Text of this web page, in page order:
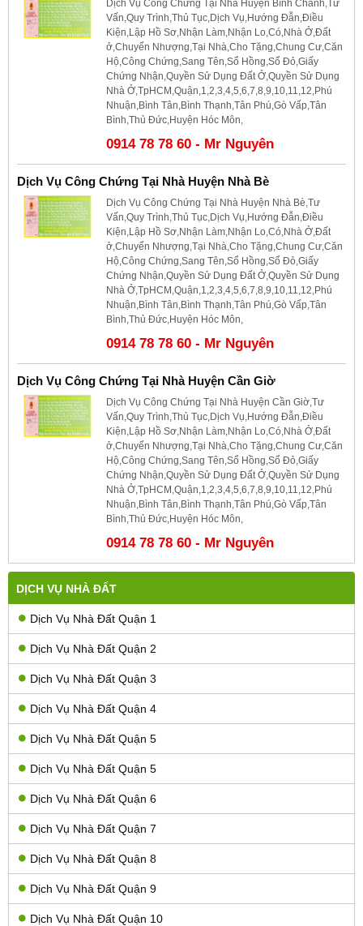
DỊCH VỤ NHÀ ĐẤT
Dịch Vụ Nhà Đất Quận 1
Dịch Vụ Nhà Đất Quận 2
Dịch Vụ Nhà Đất Quận 3
Dịch Vụ Nhà Đất Quận 4
Dịch Vụ Nhà Đất Quận 5
Dịch Vụ Nhà Đất Quận 5
Dịch Vụ Nhà Đất Quận 6
Dịch Vụ Nhà Đất Quận 7
Dịch Vụ Nhà Đất Quận 8
Dịch Vụ Nhà Đất Quận 9
Dịch Vụ Nhà Đất Quận 10
Dịch Vụ Công Chứng Tại Nhà Huyện Bình Chánh,Tư
Vấn,Quy Trình,Thủ Tục,Dịch Vụ,Hướng Đẫn,Điều
Kiện,Lập Hồ Sơ,Nhận Làm,Nhận Lo,Có,Nhà Ở,Đất
ở,Chuyển Nhượng,Tại Nhà,Cho Tặng,Chung Cư,Căn
Hộ,Công Chứng,Sang Tên,Sổ Hồng,Sổ Đỏ,Giấy
Chứng Nhận,Quyền Sử Dụng Đất Ở,Quyền Sử Dụng
Nhà Ở,TpHCM,Quận,1,2,3,4,5,6,7,8,9,10,11,12,Phú
Nhuận,Bình Tân,Bình Thạnh,Tân Phú,Gò Vấp,Tân
Bình,Thủ Đức,Huyện Hóc Môn,
0914 78 78 60 - Mr Nguyên
Dịch Vụ Công Chứng Tại Nhà Huyện Nhà Bè
Dịch Vụ Công Chứng Tại Nhà Huyện Nhà Bè,Tư
Vấn,Quy Trình,Thủ Tục,Dịch Vụ,Hướng Đẫn,Điều
Kiện,Lập Hồ Sơ,Nhận Làm,Nhận Lo,Có,Nhà Ở,Đất
ở,Chuyển Nhượng,Tại Nhà,Cho Tặng,Chung Cư,Căn
Hộ,Công Chứng,Sang Tên,Sổ Hồng,Sổ Đỏ,Giấy
Chứng Nhận,Quyền Sử Dụng Đất Ở,Quyền Sử Dụng
Nhà Ở,TpHCM,Quận,1,2,3,4,5,6,7,8,9,10,11,12,Phú
Nhuận,Bình Tân,Bình Thạnh,Tân Phú,Gò Vấp,Tân
Bình,Thủ Đức,Huyện Hóc Môn,
0914 78 78 60 - Mr Nguyên
Dịch Vụ Công Chứng Tại Nhà Huyện Cần Giờ
Dịch Vụ Công Chứng Tại Nhà Huyện Cần Giờ,Tư
Vấn,Quy Trình,Thủ Tục,Dịch Vụ,Hướng Đẫn,Điều
Kiện,Lập Hồ Sơ,Nhận Làm,Nhận Lo,Có,Nhà Ở,Đất
ở,Chuyển Nhượng,Tại Nhà,Cho Tặng,Chung Cư,Căn
Hộ,Công Chứng,Sang Tên,Sổ Hồng,Sổ Đỏ,Giấy
Chứng Nhận,Quyền Sử Dụng Đất Ở,Quyền Sử Dụng
Nhà Ở,TpHCM,Quận,1,2,3,4,5,6,7,8,9,10,11,12,Phú
Nhuận,Bình Tân,Bình Thạnh,Tân Phú,Gò Vấp,Tân
Bình,Thủ Đức,Huyện Hóc Môn,
0914 78 78 60 - Mr Nguyên